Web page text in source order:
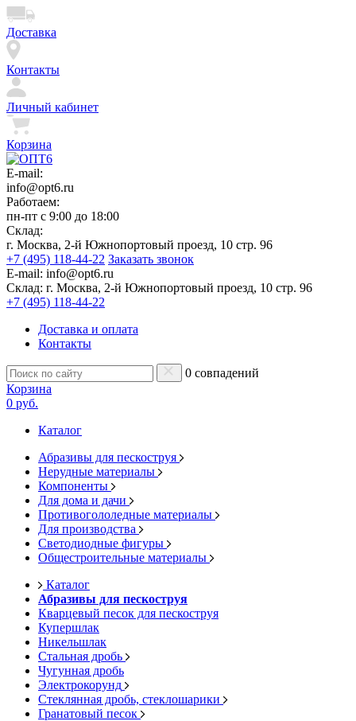
Доставка
Контакты
Личный кабинет
Корзина
E-mail:
info@opt6.ru
Работаем:
пн-пт с 9:00 до 18:00
Склад:
г. Москва, 2-й Южнопортовый проезд, 10 стр. 96
+7 (495) 118-44-22 Заказать звонок
E-mail: info@opt6.ru
Склад: г. Москва, 2-й Южнопортовый проезд, 10 стр. 96
+7 (495) 118-44-22
Доставка и оплата
Контакты
0 совпадений
Корзина
0 руб.
Каталог
Абразивы для пескоструя
Нерудные материалы
Компоненты
Для дома и дачи
Противогололедные материалы
Для производства
Светодиодные фигуры
Общестроительные материалы
Каталог
Абразивы для пескоструя
Кварцевый песок для пескоструя
Купершлак
Никельшлак
Стальная дробь
Чугунная дробь
Электрокорунд
Стеклянная дробь, стеклошарики
Гранатовый песок